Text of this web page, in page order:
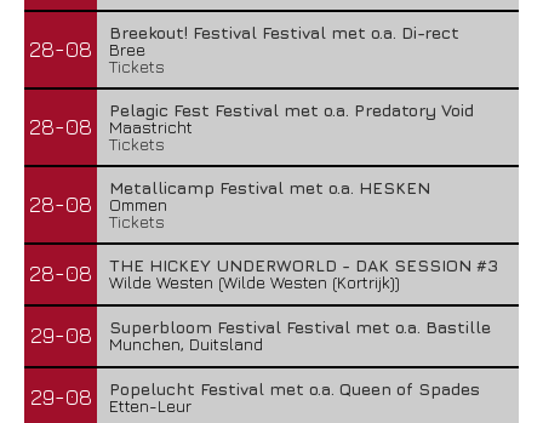
28-08
Breekout! Festival Festival met o.a. Di-rect
Bree
Tickets
28-08
Pelagic Fest Festival met o.a. Predatory Void
Maastricht
Tickets
28-08
Metallicamp Festival met o.a. HESKEN
Ommen
Tickets
28-08
THE HICKEY UNDERWORLD - DAK SESSION #3
Wilde Westen (Wilde Westen (Kortrijk))
29-08
Superbloom Festival Festival met o.a. Bastille
Munchen, Duitsland
29-08
Popelucht Festival met o.a. Queen of Spades
Etten-Leur